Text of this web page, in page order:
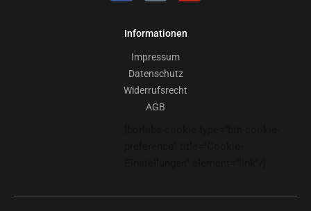
Informationen
Impressum
Datenschutz
Widerrufsrecht
AGB